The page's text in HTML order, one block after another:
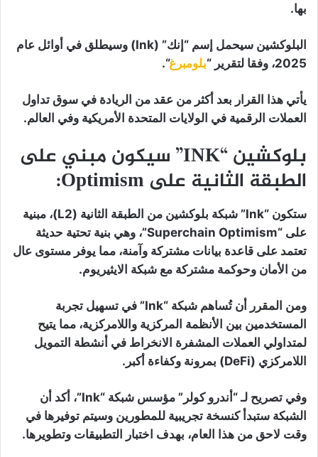
بها.
البلوكشين سيحمل إسم “إنك” (Ink) وسيطلق في أوائل عام
2025، وفقا لتقرير “
بلومبرغ“.
يأتي هذا القرار بعد أكثر من عقد من الريادة في سوق تداول
العملات الرقمية في الولايات المتحدة الأمريكية وفي العالم.
بلوكشين “INK” سيكون مبني على
الطبقة الثانية على Optimism :
ستكون “Ink” شبكة بلوكشين من الطبقة الثانية (L2)، مبنية
على “Superchain Optimism”، وهي بنية تحتية حديثة
تعتمد على قاعدة بيانات مشتركة وآمنة، مما يوفر مستوى عال
من الأمان وحوكمة مشتركة مع شبكة الايثيريوم.
ومن المقرر أن تُساهم شبكة “Ink” في تسهيل تجربة
المستخدمين بين الأنظمة المركزية واللامركزية، مما يتيح
لمتداولي العملات المشفرة الانخراط في أنشطة التمويل
اللامركزي (DeFi) بمرونة وكفاءة أكبر.
وفي تصريح لـ “أندرو كولر” مؤسس شبكة “Ink”، أكد أن
الشبكة ستبدأ كنسخة تجريبية للمطورين وسيتم توفيرها في
وقت لاحق من هذا العام، بهدف اختبار التطبيقات وتطويرها.